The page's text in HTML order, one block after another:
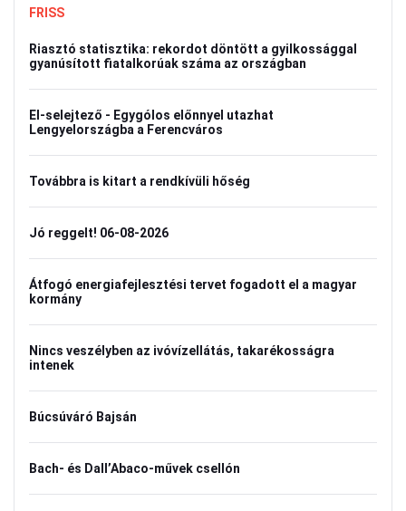
FRISS
Riasztó statisztika: rekordot döntött a gyilkossággal
gyanúsított fiatalkorúak száma az országban
El-selejtező - Egygólos előnnyel utazhat
Lengyelországba a Ferencváros
Továbbra is kitart a rendkívüli hőség
Jó reggelt! 06-08-2026
Átfogó energiafejlesztési tervet fogadott el a magyar
kormány
Nincs veszélyben az ivóvízellátás, takarékosságra
intenek
Búcsúváró Bajsán
Bach- és Dall’Abaco-művek csellón